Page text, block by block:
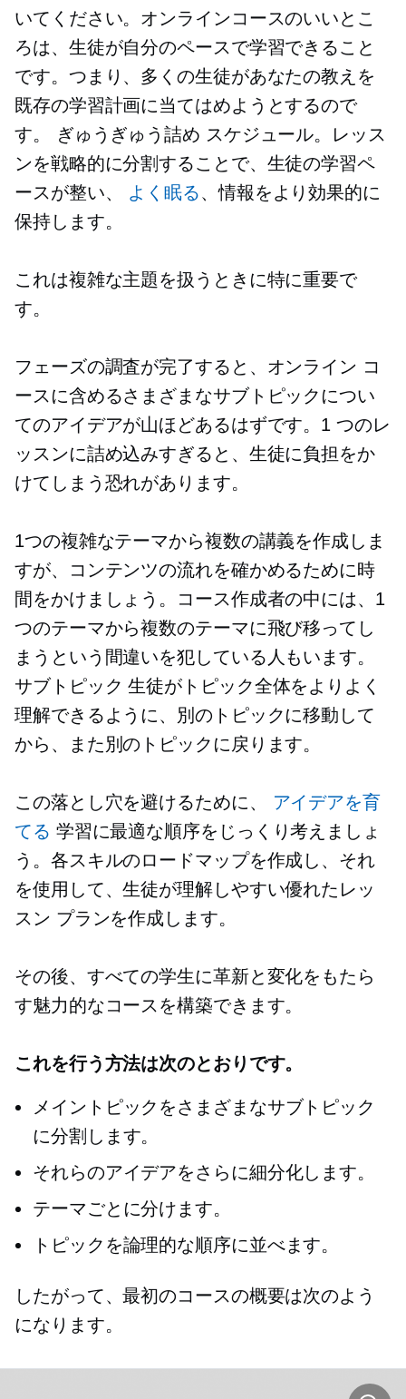
いてください。オンラインコースのいいとこ
ろは、生徒が自分のペースで学習できること
です。つまり、多くの生徒があなたの教えを
既存の学習計画に当てはめようとするので
す。
ぎゅうぎゅう詰め スケジュール。レッス
ンを戦略的に分割することで、生徒の学習ペ
ースが整い、 よく眠る、情報をより効果的に
保持します。
これは複雑な主題を扱うときに特に重要で
す。
フェーズの調査が完了すると、オンライン コ
ースに含めるさまざまなサブトピックについ
てのアイデアが山ほどあるはずです。1 つのレ
ッスンに詰め込みすぎると、生徒に負担をか
けてしまう恐れがあります。
1つの複雑なテーマから複数の講義を作成しま
すが、コンテンツの流れを確かめるために時
間をかけましょう。コース作成者の中には、1
つのテーマから複数のテーマに飛び移ってし
まうという間違いを犯している人もいます。
サブトピック 生徒がトピック全体をよりよく
理解できるように、別のトピックに移動して
から、また別のトピックに戻ります。
この落とし穴を避けるために、
アイデアを育
てる 学習に最適な順序をじっくり考えましょ
う。各スキルのロードマップを作成し、それ
を使用して、生徒が理解しやすい優れたレッ
スン プランを作成します。
その後、すべての学生に革新と変化をもたら
す魅力的なコースを構築できます。
これを行う方法は次のとおりです。
メイントピックをさまざまなサブトピック
に分割します。
それらのアイデアをさらに細分化します。
テーマごとに分けます。
トピックを論理的な順序に並べます。
したがって、最初のコースの概要は次のよう
になります。